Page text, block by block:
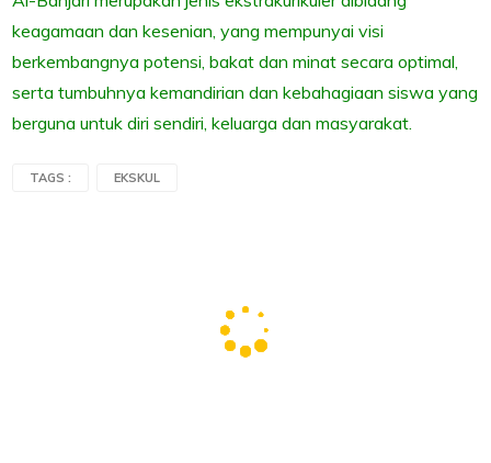
keagamaan dan kesenian, yang mempunyai visi
berkembangnya potensi, bakat dan minat secara optimal,
serta tumbuhnya kemandirian dan kebahagiaan siswa yang
berguna untuk diri sendiri, keluarga dan masyarakat.
TAGS : EKSKUL